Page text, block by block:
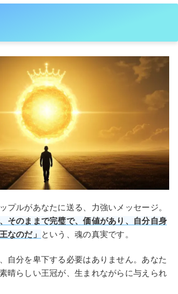
プルがあなたに送る、力強いメッセージ。
、そのままで完璧で、価値があり、自分自身
なのだ」 という、魂の真実です。
自分を卑下する必要はありません。あなた
晴らしい王冠が、生まれながらに与えられ